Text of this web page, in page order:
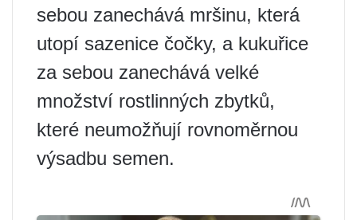
sebou zanechává mršinu, která
utopí sazenice čočky, a kukuřice
za sebou zanechává velké
množství rostlinných zbytků,
které neumožňují rovnoměrnou
výsadbu semen.